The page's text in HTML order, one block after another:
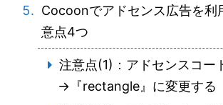
Cocoonでアドセンス広告を利
意点4つ
注意点(1)：アドセンスコー
→『rectangle』に変更する